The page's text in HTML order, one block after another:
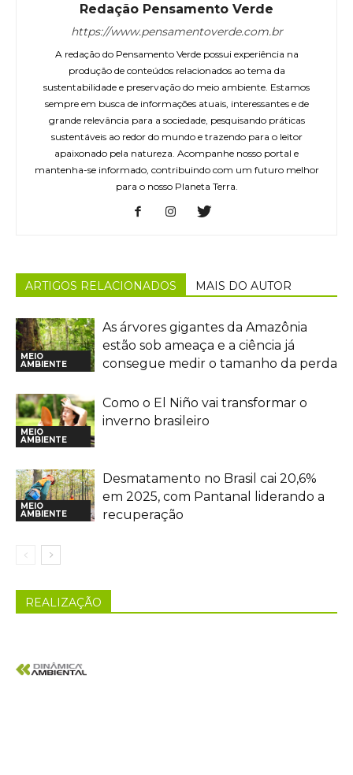
Redação Pensamento Verde
https://www.pensamentoverde.com.br
A redação do Pensamento Verde possui experiência na
produção de conteúdos relacionados ao tema da
sustentabilidade e preservação do meio ambiente. Estamos
sempre em busca de informações atuais, interessantes e de
grande relevância para a sociedade, pesquisando práticas
sustentáveis ao redor do mundo e trazendo para o leitor
apaixonado pela natureza. Acompanhe nosso portal e
mantenha-se informado, contribuindo com um futuro melhor
para o nosso Planeta Terra.
ARTIGOS RELACIONADOS MAIS DO AUTOR
MEIO
AMBIENTE
As árvores gigantes da Amazônia
estão sob ameaça e a ciência já
consegue medir o tamanho da perda
MEIO
AMBIENTE
Como o El Niño vai transformar o
inverno brasileiro
MEIO
AMBIENTE
Desmatamento no Brasil cai 20,6%
em 2025, com Pantanal liderando a
recuperação
REALIZAÇÃO